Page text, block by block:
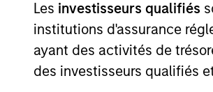
Les investisseurs qualifiés
institutions d'assurance
ayant des activités de
des investisseurs qualifiés
Mineral
solutions for tier-
As of August 21,